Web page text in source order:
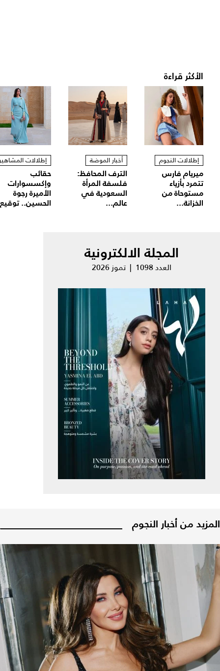
الأكثر قراءة
إطلالات النجوم
ميريام فارس
تتمرد بأزياء
مستوحاة من
الخزانة...
أخبار الموضة
الترف المحافظ:
فلسفة المرأة
السعودية في
عالم...
إطلالات
حقائب
وإكسسوارات
الأميرة رجوة
الحسين..
المجلة الالكترونية
العدد 1098 | تموز 2026
المزيد من أخبار النجوم